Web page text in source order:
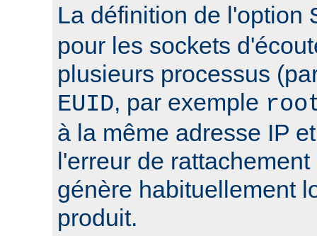
La définition de l'option
pour les sockets
plusieurs processus
EUID, par exemple
à la même adresse IP
l'erreur de
génère habituellement
produit.